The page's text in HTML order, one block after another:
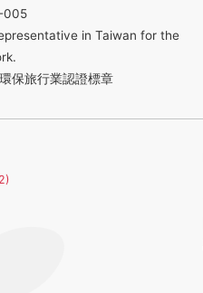
005
in Taiwan for the
保旅行業認證標章